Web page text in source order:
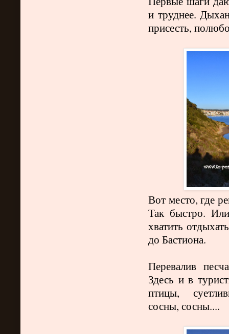
и труднее.
присесть,
Вот место, где
Так быстро.
хватить
до Бастиона.
Перевалив
Здесь и в
птицы,
сосны, сосны....